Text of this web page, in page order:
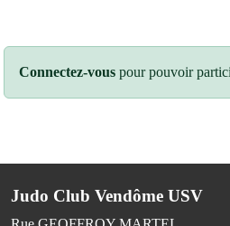
Connectez-vous pour pouvoir
Judo Club Vendôme USV